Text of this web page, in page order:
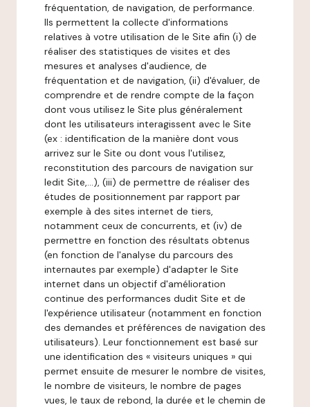
fréquentation, de navigation, de performance.
Ils permettent la collecte d'informations
relatives à votre utilisation de le Site afin (i) de
réaliser des statistiques de visites et des
mesures et analyses d'audience, de
fréquentation et de navigation, (ii) d'évaluer, de
comprendre et de rendre compte de la façon
dont vous utilisez le Site plus généralement
dont les utilisateurs interagissent avec le Site
(ex : identification de la manière dont vous
arrivez sur le Site ou dont vous l'utilisez,
reconstitution des parcours de navigation sur
ledit Site,...), (iii) de permettre de réaliser des
études de positionnement par rapport par
exemple à des sites internet de tiers,
notamment ceux de concurrents, et (iv) de
permettre en fonction des résultats obtenus
(en fonction de l'analyse du parcours des
internautes par exemple) d'adapter le Site
internet dans un objectif d'amélioration
continue des performances dudit Site et de
l'expérience utilisateur (notamment en fonction
des demandes et préférences de navigation des
utilisateurs). Leur fonctionnement est basé sur
une identification des « visiteurs uniques » qui
permet ensuite de mesurer le nombre de visites,
le nombre de visiteurs, le nombre de pages
vues, le taux de rebond, la durée et le chemin de